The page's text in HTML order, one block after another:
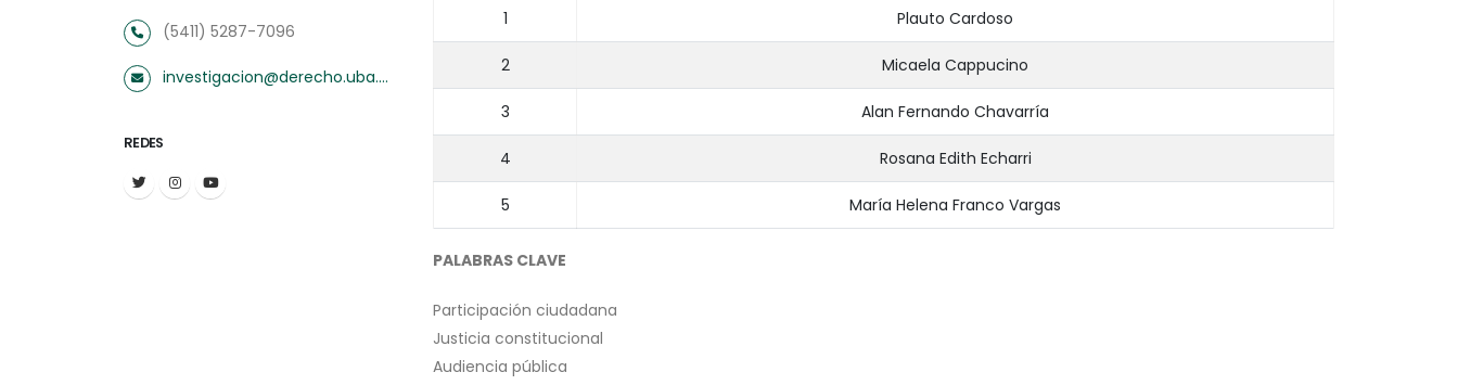
(5411) 5287-7096
investigacion@derecho.uba.ar
REDES
1 Plauto Cardoso
2 Micaela Cappucino
3 Alan Fernando Chavarría
4 Rosana Edith Echarri
5 María Helena Franco Vargas
PALABRAS CLAVE
Participación ciudadana
Justicia constitucional
Audiencia pública